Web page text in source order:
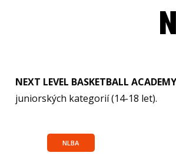
NEXT LEVEL BASKETBALL ACADEMY
juniorských kategorií (14-18 let).
NLBA